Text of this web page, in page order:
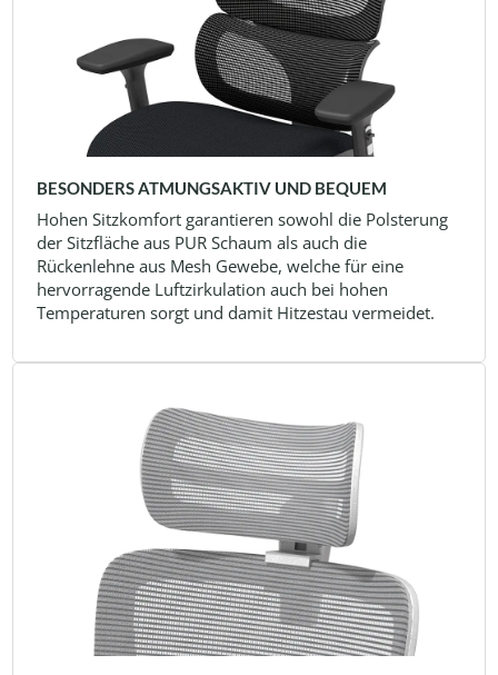
BESONDERS ATMUNGSAKTIV UND BEQUEM
Hohen Sitzkomfort garantieren sowohl die Polsterung
der Sitzfläche aus PUR Schaum als auch die
Rückenlehne aus Mesh Gewebe, welche für eine
hervorragende Luftzirkulation auch bei hohen
Temperaturen sorgt und damit Hitzestau vermeidet.